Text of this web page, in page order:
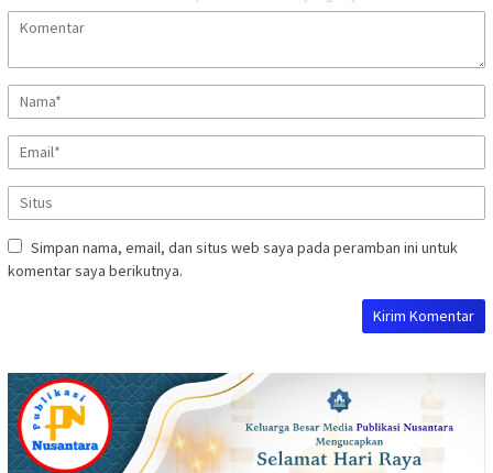
Simpan nama, email, dan situs web saya pada peramban ini untuk
komentar saya berikutnya.